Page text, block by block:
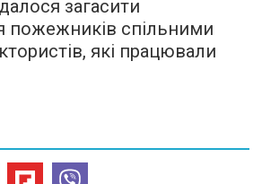
загасити
пожежників спільними
які працювали